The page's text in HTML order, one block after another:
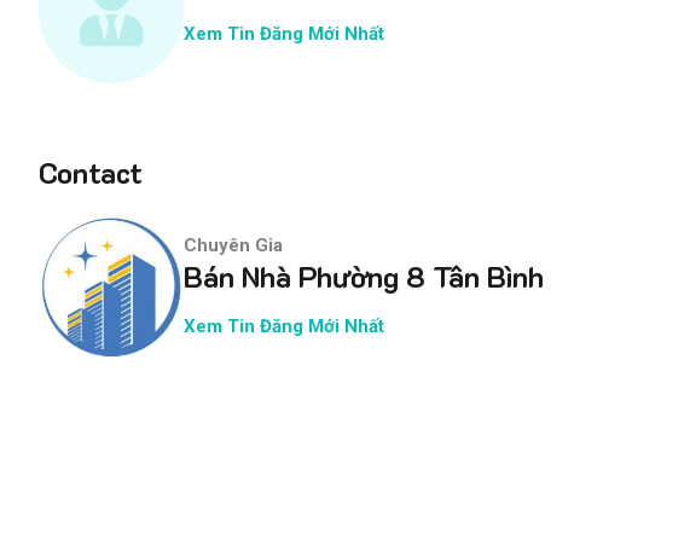
Xem Tin Đăng Mới Nhất
Contact
Chuyên Gia
Bán Nhà Phường 8 Tân Bình
Xem Tin Đăng Mới Nhất